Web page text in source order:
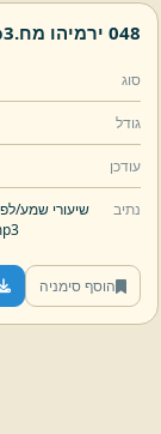
048 ירמיהו מח.
סוג
גודל
עודכן
נתיב שיעורי שמע/
הוסף סימניה